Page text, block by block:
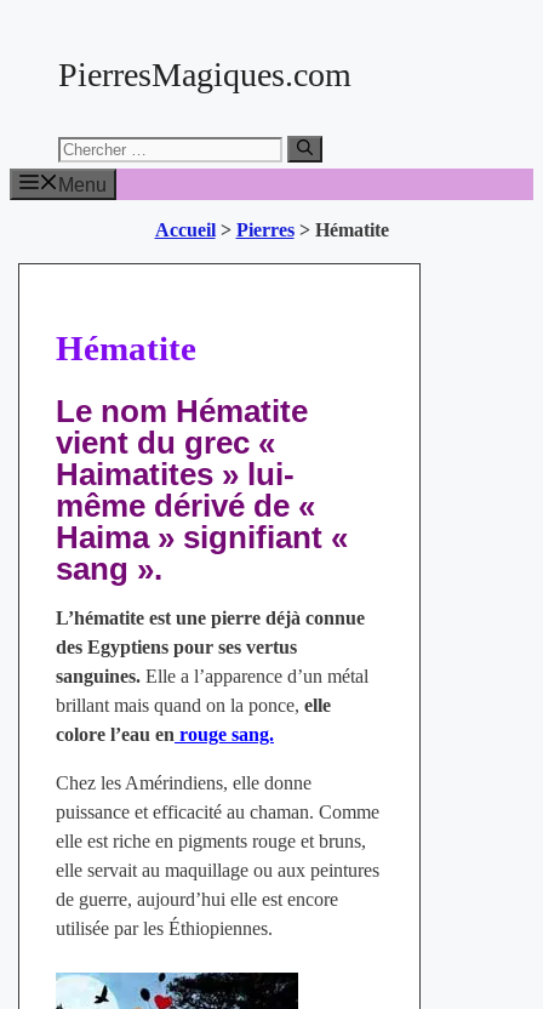
contenuPierresMagiques.com
Chercher:
Menu
Accueil> Pierres> Hématite
Hématite
Le nom Hématite
vient du grec «
Haimatites » lui-
même dérivé de «
Haima » signifiant «
sang ».
L’hématite est une pierre déjà connue
des Egyptiens pour ses vertus
sanguines.Elle a l’apparence d’un métal
brillant mais quand on la ponce, elle
colore l’eau en rouge sang.
Chez les Amérindiens, elle donne
puissance et efficacité au chaman. Comme
elle est riche en pigments rouge et bruns,
elle servait au maquillage ou aux peintures
de guerre, aujourd’hui elle est encore
utilisée par les Éthiopiennes.